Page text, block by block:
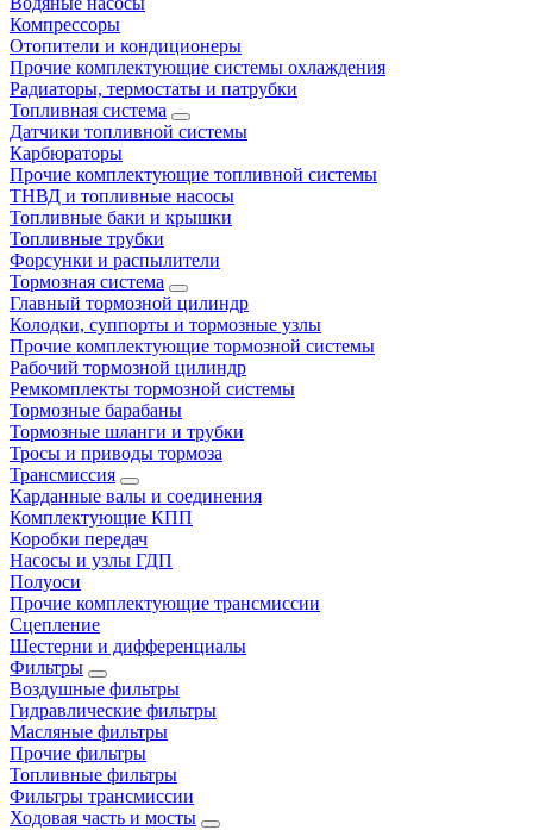
Компрессоры
Отопители и кондиционеры
Прочие комплектующие системы охлаждения
Радиаторы, термостаты и патрубки
Топливная система
Датчики топливной системы
Карбюраторы
Прочие комплектующие топливной системы
ТНВД и топливные насосы
Топливные баки и крышки
Топливные трубки
Форсунки и распылители
Тормозная система
Главный тормозной цилиндр
Колодки, суппорты и тормозные узлы
Прочие комплектующие тормозной системы
Рабочий тормозной цилиндр
Ремкомплекты тормозной системы
Тормозные барабаны
Тормозные шланги и трубки
Тросы и приводы тормоза
Трансмиссия
Карданные валы и соединения
Комплектующие КПП
Коробки передач
Насосы и узлы ГДП
Полуоси
Прочие комплектующие трансмиссии
Сцепление
Шестерни и дифференциалы
Фильтры
Воздушные фильтры
Гидравлические фильтры
Масляные фильтры
Прочие фильтры
Топливные фильтры
Фильтры трансмиссии
Ходовая часть и мосты